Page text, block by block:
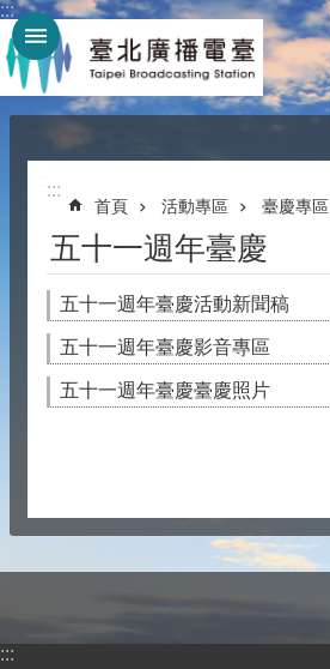
跳到主要內容區塊
:::
:::
首頁 活動專區 臺慶專區
五十一週年臺慶
五十一週年臺慶活動新聞稿
五十一週年臺慶影音專區
五十一週年臺慶臺慶照片
:::